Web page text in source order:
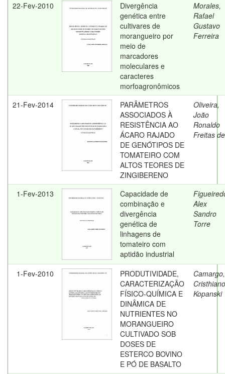
22-Fev-2010
Divergência
genética entre
cultivares de
morangueiro por
meio de
marcadores
moleculares e
caracteres
morfoagronômicos
Morales,
Rafael
Gustavo
Ferreira
21-Fev-2014
PARÂMETROS
ASSOCIADOS À
RESISTÊNCIA AO
ÁCARO RAJADO
DE GENÓTIPOS DE
TOMATEIRO COM
ALTOS TEORES DE
ZINGIBERENO
Oliveira,
João
Ronaldo
Freitas de
1-Fev-2013
Capacidade de
combinação e
divergência
genética de
linhagens de
tomateiro com
aptidão industrial
Alex
Sandro
Torre
1-Fev-2010
PRODUTIVIDADE,
CARACTERIZAÇÃO
FÍSICO-QUÍMICA E
DINÂMICA DE
NUTRIENTES NO
MORANGUEIRO
CULTIVADO SOB
DOSES DE
ESTERCO BOVINO
E PÓ DE BASALTO
Camargo,
Cristhiano
Kopanski